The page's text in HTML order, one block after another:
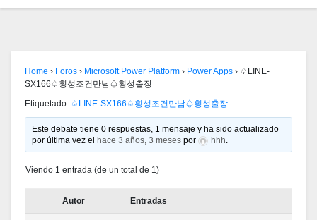
Home › Foros › Microsoft Power Platform › Power Apps › ♤LINE-
SX166♤횡성조건만남♤횡성출장
Etiquetado: ♤LINE-SX166♤횡성조건만남♤횡성출장
Este debate tiene 0 respuestas, 1 mensaje y ha sido actualizado
por última vez el
hace 3 años, 3 meses por hhh.
Viendo 1 entrada (de un total de 1)
Autor Entradas